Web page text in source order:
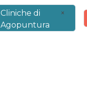
Cliniche di
Agopuntura
×